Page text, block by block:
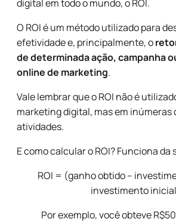
digital em todo o mundo, o ROI.
O ROI é um método utilizado para
efetividade e, principalmente, o
de determinada ação, campanha
online de marketing.
Vale lembrar que o ROI não é
marketing digital, mas em inúmeras
atividades.
E como calcular o ROI? Funciona
ROI = (ganho obtido –
investimento inicial
Por exemplo, você obteve